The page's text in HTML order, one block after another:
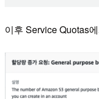
이후 Service Quotas